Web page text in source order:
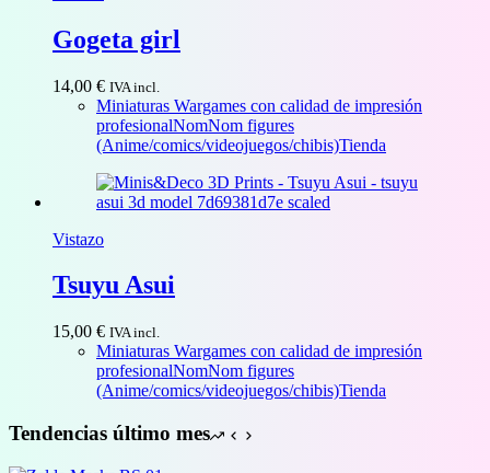
Gogeta girl
14,00 € IVA incl.
Miniaturas Wargames con calidad de impresión
profesionalNomNom figures
(Anime/comics/videojuegos/chibis)Tienda
Vistazo
Tsuyu Asui
15,00 € IVA incl.
Miniaturas Wargames con calidad de impresión
profesionalNomNom figures
(Anime/comics/videojuegos/chibis)Tienda
Tendencias último mes